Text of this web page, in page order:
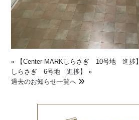
« 【Center-MARKしらさぎ 10号地 進捗】
しらさぎ 6号地 進捗】
»
過去のお知らせ一覧へ